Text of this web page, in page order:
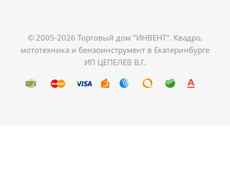
© 2005-2026 Торговый дом "ИНВЕНТ". Квадро,
мототехника и бензоинструмент в Екатеринбурге
ИП ЦЕПЕЛЕВ В.Г.